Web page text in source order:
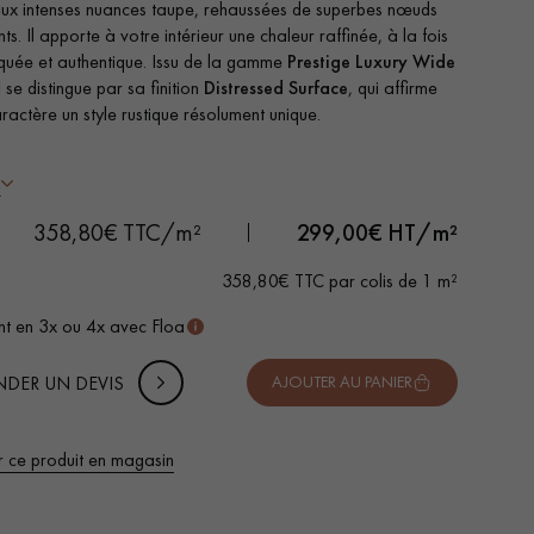
votre parquet.
intenses nuances taupe, rehaussées de superbes nœuds
Il apporte à votre intérieur une chaleur raffinée, à la fois
et authentique. Issu de la gamme Prestige Luxury Wide
se distingue par sa finition Distressed Surface, qui affirme
un style rustique résolument unique.
Cérusé, Vieilli
Authentic - Nœuds, gerces, fissures colmatées, aubiers
d'usure de 4 mm, équivalente à un parquet massif
certifié FSC - Cradle to Cradle™
dans d'autres formats
358,80€ TTC/m² 299,00€ HT/m²
358,80€ TTC par colis de 1 m²
en 3x ou 4x avec Floa
UN DEVIS
VOTRE PROJET
m²
10% de marge de sécurité (pour les chutes et les
Soit + colis
AJOUTER AU PANIER
ce produit en magasin